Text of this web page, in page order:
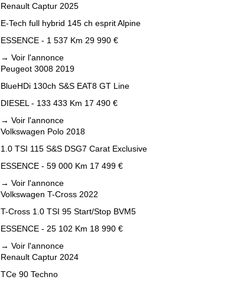
Renault Captur 2025
E-Tech full hybrid 145 ch esprit Alpine
ESSENCE - 1 537 Km 29 990 €
→ Voir l'annonce
Peugeot 3008 2019
BlueHDi 130ch S&S EAT8 GT Line
DIESEL - 133 433 Km 17 490 €
→ Voir l'annonce
Volkswagen Polo 2018
1.0 TSI 115 S&S DSG7 Carat Exclusive
ESSENCE - 59 000 Km 17 499 €
→ Voir l'annonce
Volkswagen T-Cross 2022
T-Cross 1.0 TSI 95 Start/Stop BVM5
ESSENCE - 25 102 Km 18 990 €
→ Voir l'annonce
Renault Captur 2024
TCe 90 Techno